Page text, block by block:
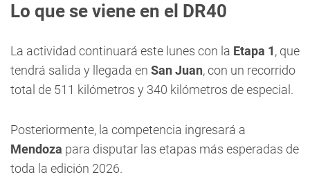
Lo que se viene en el DR40
La actividad continuará este lunes con la Etapa 1, que
tendrá salida y llegada en San Juan, con un recorrido
total de 511 kilómetros y 340 kilómetros de especial.
Posteriormente, la competencia ingresará a
Mendoza para disputar las etapas más esperadas de
toda la edición 2026.